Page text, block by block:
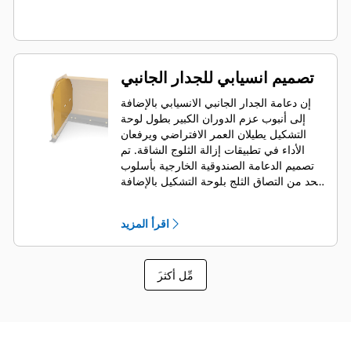
تصميم انسيابي للجدار الجانبي
إن دعامة الجدار الجانبي الانسيابي بالإضافة
إلى أنبوب عزم الدوران الكبير بطول لوحة
التشكيل يطيلان العمر الافتراضي ويرفعان
الأداء في تطبيقات إزالة الثلوج الشاقة. تم
تصميم الدعامة الصندوقية الخارجية بأسلوب
يحد من التصاق الثلج بلوحة التشكيل بالإضافة
اقرأ المزيد
َمِّل أكثر